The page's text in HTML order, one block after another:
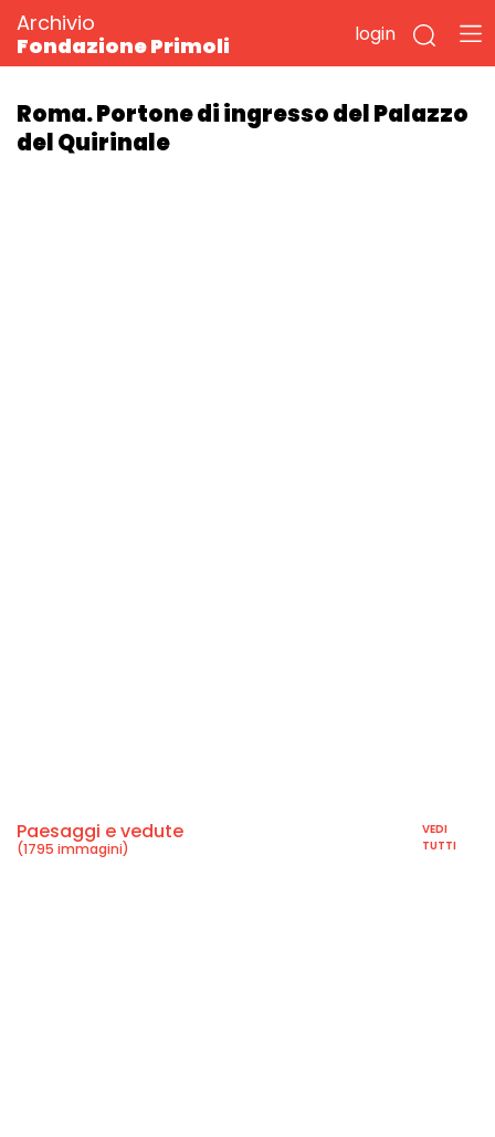
Archivio
Fondazione Primoli
login
Roma. Portone di ingresso del Palazzo
del Quirinale
Paesaggi e vedute
(1795 immagini)
VEDI
TUTTI